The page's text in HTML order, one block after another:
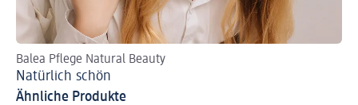
Balea Pflege Natural Beauty
Natürlich schön
Ähnliche Produkte